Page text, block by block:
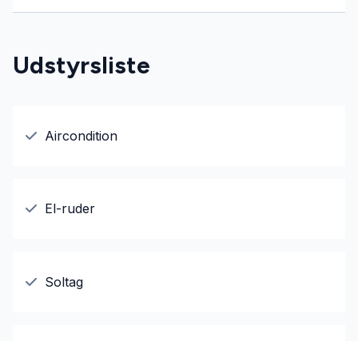
Udstyrsliste
Aircondition
El-ruder
Soltag